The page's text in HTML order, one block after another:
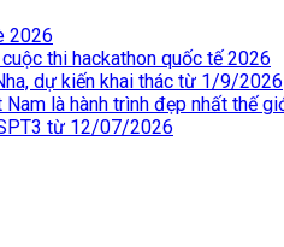
2026
thi hackathon quốc tế 2026
dự kiến khai thác từ 1/9/2026
là hành trình đẹp nhất thế
từ 12/07/2026